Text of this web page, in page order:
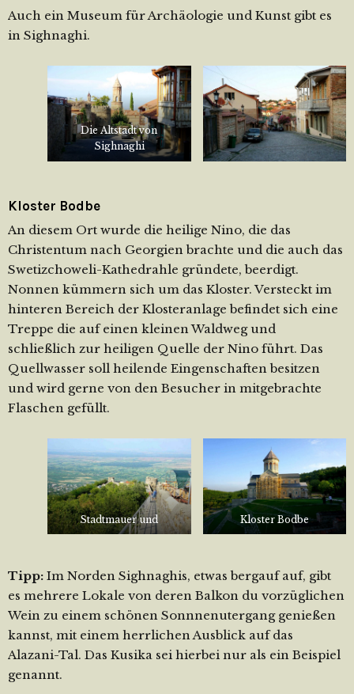
Auch ein Museum für Archäologie und Kunst gibt es
in Sighnaghi.
Die Altstadt von
Sighnaghi
Kloster Bodbe
An diesem Ort wurde die heilige Nino, die das
Christentum nach Georgien brachte und die auch das
Swetizchoweli-Kathedrahle gründete, beerdigt.
Nonnen kümmern sich um das Kloster. Versteckt im
hinteren Bereich der Klosteranlage befindet sich eine
Treppe die auf einen kleinen Waldweg und
schließlich zur heiligen Quelle der Nino führt. Das
Quellwasser soll heilende Eingenschaften besitzen
und wird gerne von den Besucher in mitgebrachte
Flaschen gefüllt.
Stadtmauer und Kloster Bodbe
Tipp: Im Norden Sighnaghis, etwas bergauf auf, gibt
es mehrere Lokale von deren Balkon du vorzüglichen
Wein zu einem schönen Sonnnenutergang genießen
kannst, mit einem herrlichen Ausblick auf das
Alazani-Tal. Das Kusika sei hierbei nur als ein Beispiel
genannt.